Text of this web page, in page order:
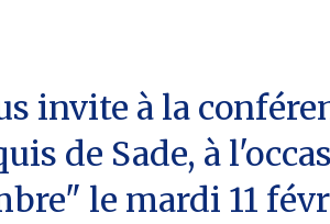
invite à la
de Sade, à
le mardi 11